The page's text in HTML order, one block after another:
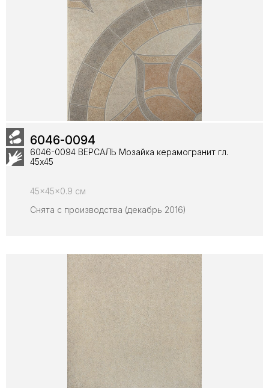
6046-0094
6046-0094 ВЕРСАЛЬ Мозайка керамогранит гл.
45х45
45x45x0.9 см
Снята с производства (декабрь 2016)